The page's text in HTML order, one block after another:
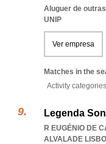
Aluguer de
UNIP
Ver empresa
Matches in the
Activity
Legenda
R EUGÉNIO DE
ALVALADE